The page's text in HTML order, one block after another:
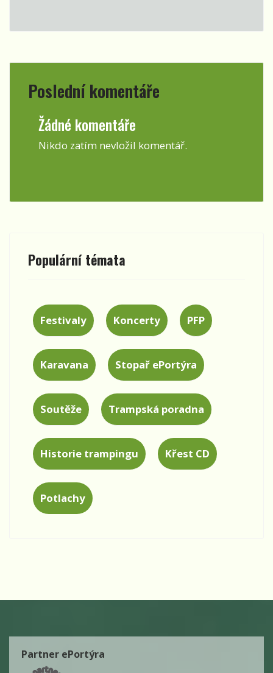
Poslední komentáře
Žádné komentáře
Nikdo zatím nevložil komentář.
Populární témata
Festivaly Koncerty PFP
Karavana Stopař ePortýra
Soutěže Trampská poradna
Historie trampingu Křest CD
Potlachy
Partner ePortýra